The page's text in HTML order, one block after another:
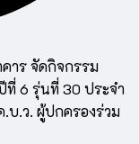
าร จัดกิจกรรม
6 รุ่นที่ 30 ประจำ
.ว. ผู้ปกครองร่วม